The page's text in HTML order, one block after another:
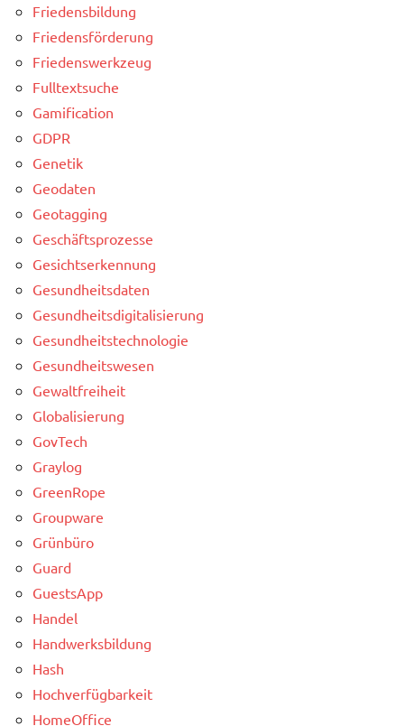
Friedensbildung
Friedensförderung
Friedenswerkzeug
Fulltextsuche
Gamification
GDPR
Genetik
Geodaten
Geotagging
Geschäftsprozesse
Gesichtserkennung
Gesundheitsdaten
Gesundheitsdigitalisierung
Gesundheitstechnologie
Gesundheitswesen
Gewaltfreiheit
Globalisierung
GovTech
Graylog
GreenRope
Groupware
Grünbüro
Guard
GuestsApp
Handel
Handwerksbildung
Hash
Hochverfügbarkeit
HomeOffice